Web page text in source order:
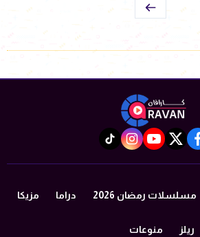
facebook
twitter
youtube
instagram
tiktok
مسلسلات رمضان 2026 دراما مزيكا
ريلز منوعات